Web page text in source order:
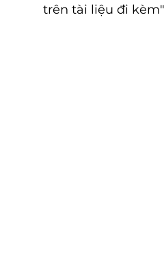
trên tài liệu đi